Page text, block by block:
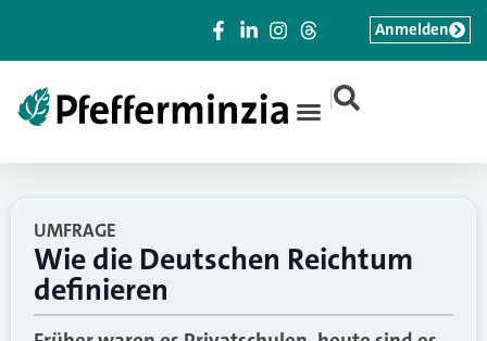
|
Anmelden
UMFRAGE
Wie die Deutschen Reichtum
definieren